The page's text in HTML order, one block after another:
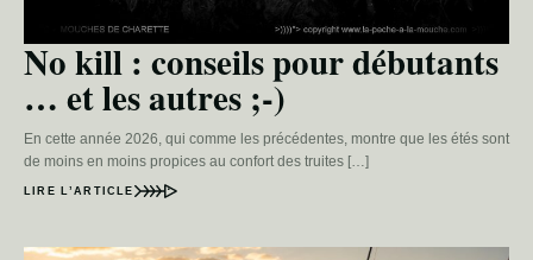
No kill : conseils pour débutants
… et les autres ;-)
En cette année 2026, qui comme les précédentes, montre que les étés sont
de moins en moins propices au confort des truites […]
LIRE L’ARTICLE